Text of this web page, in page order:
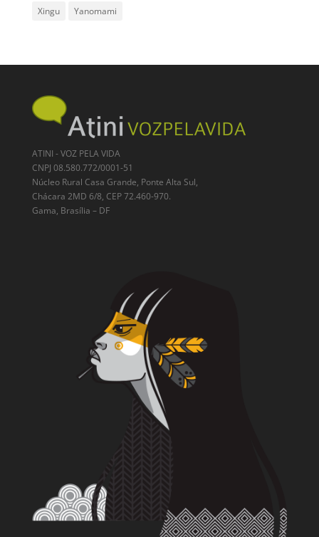
Xingu
Yanomami
ATINI - VOZ PELA VIDA
CNPJ 08.580.772/0001-51
Núcleo Rural Casa Grande, Ponte Alta Sul,
Chácara 2MD 6/8, CEP 72.460-970.
Gama, Brasília – DF